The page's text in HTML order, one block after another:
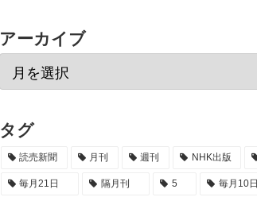
アーカイブ
タグ
読売新聞 月刊 週刊 NHK出版
毎月21日 隔月刊 5 毎月10日